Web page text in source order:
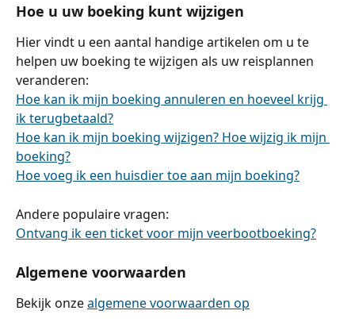
Hoe u uw boeking kunt wijzigen
Hier vindt u een aantal handige artikelen om u te
helpen uw boeking te wijzigen als uw reisplannen
veranderen:
Hoe kan ik mijn boeking annuleren en hoeveel krijg
ik terugbetaald?
Hoe kan ik mijn boeking wijzigen? Hoe wijzig ik mijn
boeking?
Hoe voeg ik een huisdier toe aan mijn boeking?
Andere populaire vragen:
Ontvang ik een ticket voor mijn veerbootboeking?
Algemene voorwaarden
Bekijk onze algemene voorwaarden op